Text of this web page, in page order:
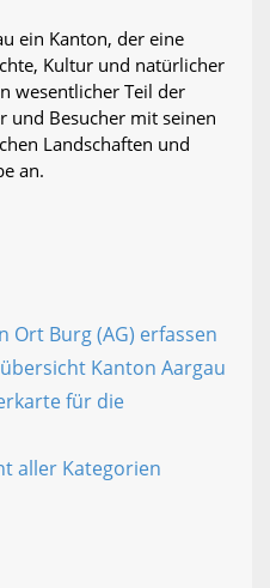
ein Kanton, der eine
Kultur und natürlicher
wesentlicher Teil der
und Besucher mit seinen
Landschaften und
an.
Ort Burg (AG) erfassen
Kanton Aargau
für die
aller Kategorien